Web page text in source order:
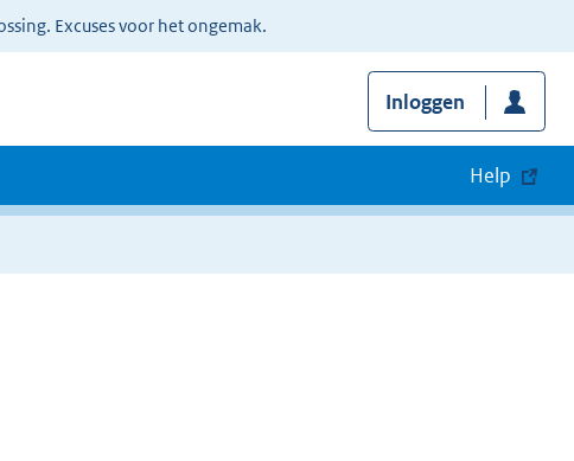
Excuses voor het ongemak.
Inloggen
Help